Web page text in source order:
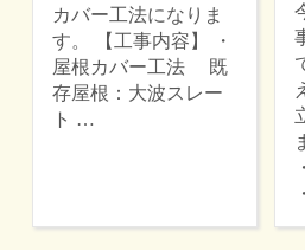
カバー工法になりま
す。 【工事内容】 ・
屋根カバー工法 既
存屋根：大波スレー
ト …